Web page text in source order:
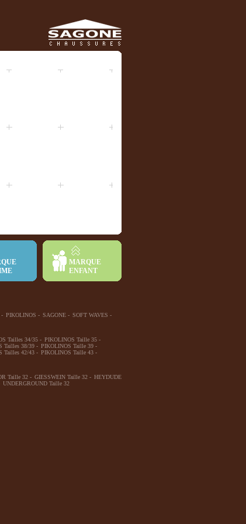
MARQUE
ENFANT
- PIKOLINOS - SAGONE - SOFT WAVES -
Tailles 34/35 - PIKOLINOS Taille 35 -
Tailles 38/39 - PIKOLINOS Taille 39 -
Tailles 42/43 - PIKOLINOS Taille 43 -
Taille 32 - GIESSWEIN Taille 32 - HEYDUDE
UNDERGROUND Taille 32